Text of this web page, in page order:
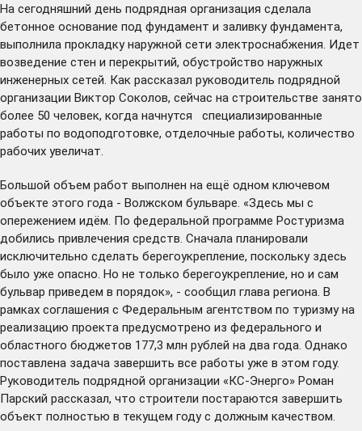
На сегодняшний день подрядная организация сделала
бетонное основание под фундамент и заливку фундамента,
выполнила прокладку наружной сети электроснабжения. Идет
возведение стен и перекрытий, обустройство наружных
инженерных сетей. Как рассказал руководитель подрядной
организации Виктор Соколов, сейчас на строительстве занято
более 50 человек, когда начнутся специализированные
работы по водоподготовке, отделочные работы, количество
рабочих увеличат.
Большой объем работ выполнен на ещё одном ключевом
объекте этого года - Волжском бульваре. «Здесь мы с
опережением идём. По федеральной программе Ростуризма
добились привлечения средств. Сначала планировали
исключительно сделать берегоукрепление, поскольку здесь
было уже опасно. Но не только берегоукрепление, но и сам
бульвар приведем в порядок», - сообщил глава региона. В
рамках соглашения с Федеральным агентством по туризму на
реализацию проекта предусмотрено из федерального и
областного бюджетов 177,3 млн рублей на два года. Однако
поставлена задача завершить все работы уже в этом году.
Руководитель подрядной организации «КС-Энерго» Роман
Парский рассказал, что строители постараются завершить
объект полностью в текущем году с должным качеством.